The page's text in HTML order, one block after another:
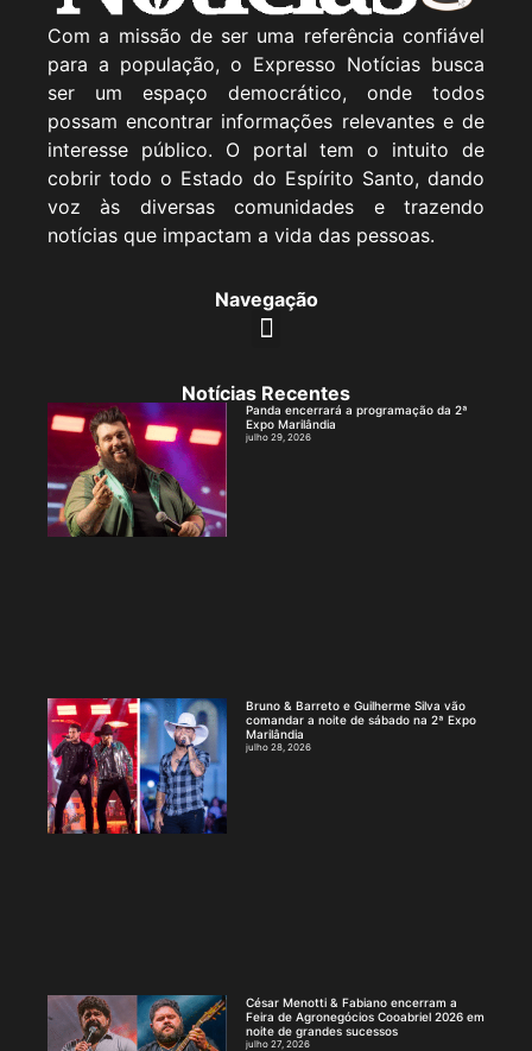
Com a missão de ser uma referência confiável
para a população, o Expresso Notícias busca
ser um espaço democrático, onde todos
possam encontrar informações relevantes e de
interesse público. O portal tem o intuito de
cobrir todo o Estado do Espírito Santo, dando
voz às diversas comunidades e trazendo
notícias que impactam a vida das pessoas.
Navegação
Notícias Recentes
Panda encerrará a programação da 2ª
Expo Marilândia
julho 29, 2026
Bruno & Barreto e Guilherme Silva vão
comandar a noite de sábado na 2ª Expo
Marilândia
julho 28, 2026
César Menotti & Fabiano encerram a
Feira de Agronegócios Cooabriel 2026 em
noite de grandes sucessos
julho 27, 2026